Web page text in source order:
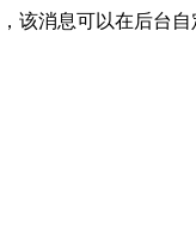
该消息可以在后台自